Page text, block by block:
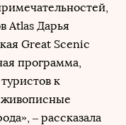
Atlas Дарья
Great Scenic
программа,
к
живописные
– рассказала